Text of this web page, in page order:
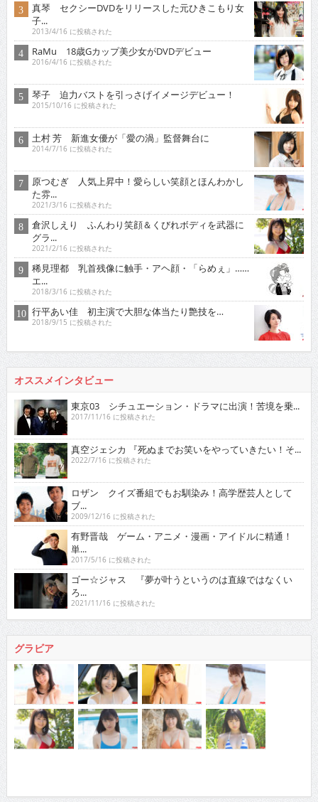
真琴 セクシーDVDをリリースした元ひきこもり女
子...
2013/4/16 に投稿された
RaMu 18歳Gカップ美少女がDVDデビュー
2016/4/16 に投稿された
琴子 迫力バストを引っさげイメージデビュー！
2015/10/16 に投稿された
土村 芳 新進女優が「愛の渦」監督舞台に
2014/7/16 に投稿された
原つむぎ 人気上昇中！愛らしい笑顔とほんわかし
た雰...
2021/3/16 に投稿された
倉沢しえり ふんわり笑顔＆くびれボディを武器に
グラ...
2021/2/16 に投稿された
稀見理都 乳首残像に触手・アヘ顔・「らめぇ」……
エ...
2018/3/16 に投稿された
行平あい佳 初主演で大胆な体当たり艶技を…
2018/9/15 に投稿された
オススメインタビュー
東京03 シチュエーション・ドラマに出演！苦境を乗...
2017/11/16 に投稿された
真空ジェシカ 『死ぬまでお笑いをやっていきたい！そ...
2022/7/16 に投稿された
ロザン クイズ番組でもお馴染み！高学歴芸人として
ブ...
2009/12/16 に投稿された
有野晋哉 ゲーム・アニメ・漫画・アイドルに精通！
単...
2017/5/16 に投稿された
ゴー☆ジャス 『夢が叶うというのは直線ではなくい
ろ...
2021/11/16 に投稿された
グラビア